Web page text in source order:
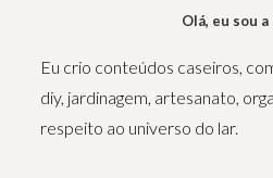
Olá, eu sou a
Eu crio conteúdos caseiros,
diy, jardinagem, artesanato,
respeito ao universo do lar.